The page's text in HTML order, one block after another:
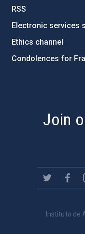
RSS
Electronic services
Ethics channel
Condolences for
Join
Instituto de